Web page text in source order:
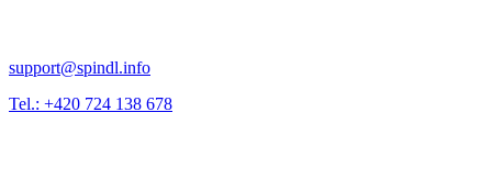
support@spindl.info
Tel.: +420 724 138 678